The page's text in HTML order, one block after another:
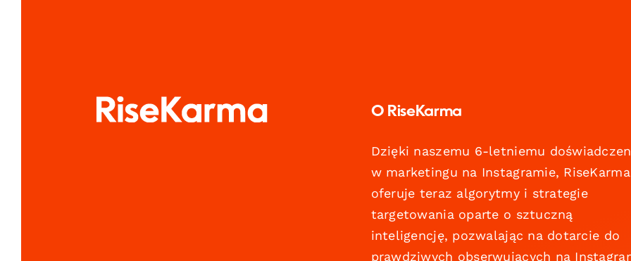
O RiseKarma
Dzięki naszemu 6-letniemu
w marketingu na Instagramie, RiseKarma
oferuje teraz algorytmy i strategie
targetowania oparte o sztuczną
inteligencję, pozwalając na dotarcie do
prawdziwych obserwujących na